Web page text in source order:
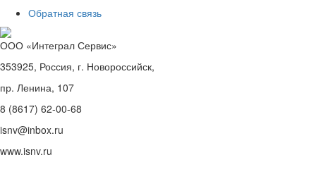
Обратная связь
ООО «Интеграл Сервис»
353925, Россия, г. Новороссийск,
пр. Ленина, 107
8 (8617) 62-00-68
isnv@inbox.ru
www.isnv.ru